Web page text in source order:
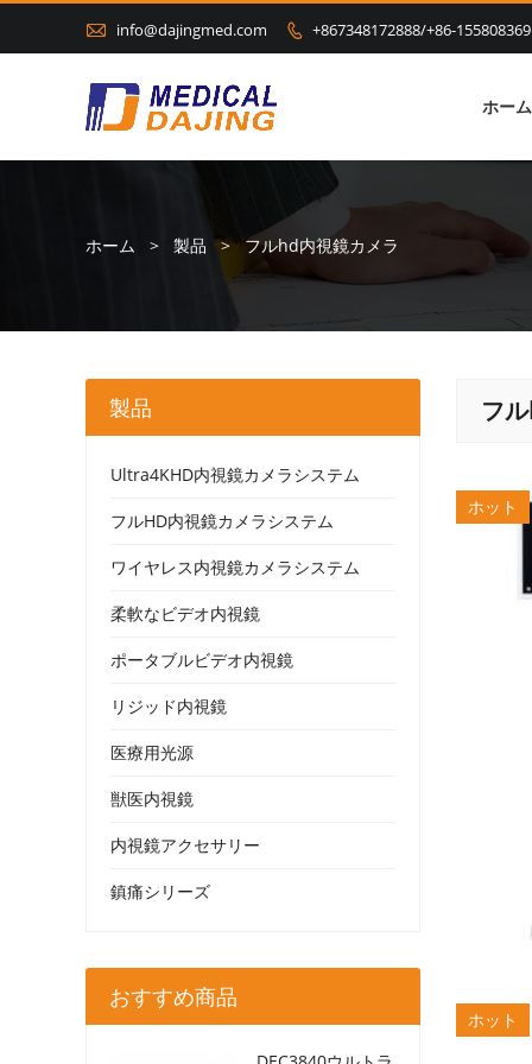
 info@dajingmed.com  +867348172888/+86-
ホー
ホーム > 製品 > フルhd内視鏡カメラ
フ
ホット
ホット
製品
Ultra4KHD内視鏡カメラシステム
フルHD内視鏡カメラシステム
ワイヤレス内視鏡カメラシステム
柔軟なビデオ内視鏡
ポータブルビデオ内視鏡
リジッド内視鏡
医療用光源
獣医内視鏡
内視鏡アクセサリー
鎮痛シリーズ
おすすめ商品